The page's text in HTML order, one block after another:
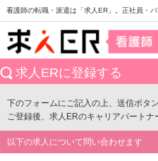
看護師の転職・派遣は「求人ER」。正社員・
求人ERに登録する
下のフォームにご記入の上、送信ボタ
ご登録後、求人ERのキャリアパートナ
以下の求人について問い合わせます